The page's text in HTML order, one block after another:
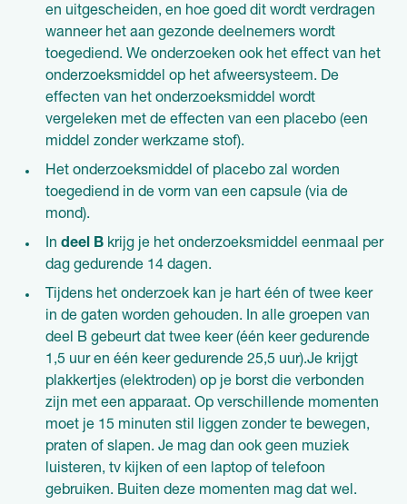
en uitgescheiden, en hoe goed dit wordt verdragen
wanneer het aan gezonde deelnemers wordt
toegediend. We onderzoeken ook het effect van het
onderzoeksmiddel op het afweersysteem. De
effecten van het onderzoeksmiddel wordt
vergeleken met de effecten van een placebo (een
middel zonder werkzame stof).
Het onderzoeksmiddel of placebo zal worden
toegediend in de vorm van een capsule (via de
mond).
In deel B krijg je het onderzoeksmiddel eenmaal per
dag gedurende 14 dagen.
Tijdens het onderzoek kan je hart één of twee keer
in de gaten worden gehouden. In alle groepen van
deel B gebeurt dat twee keer (één keer gedurende
1,5 uur en één keer gedurende 25,5 uur).Je krijgt
plakkertjes (elektroden) op je borst die verbonden
zijn met een apparaat. Op verschillende momenten
moet je 15 minuten stil liggen zonder te bewegen,
praten of slapen. Je mag dan ook geen muziek
luisteren, tv kijken of een laptop of telefoon
gebruiken. Buiten deze momenten mag dat wel.